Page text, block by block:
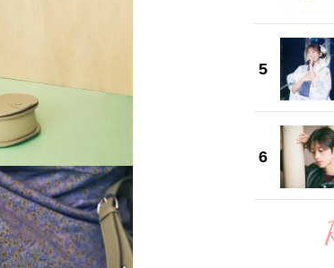
チョン・ミンチョルさん
LIFE STYLE
LIFE STYLE